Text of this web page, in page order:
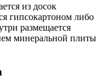
из досок
гипсокартоном либо
размещается
минеральной плиты